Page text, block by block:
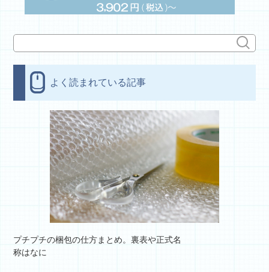
よく読まれている記事
プチプチの梱包の仕方まとめ。裏表や正式名
称はなに